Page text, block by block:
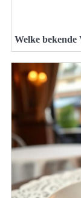
Welke bekende